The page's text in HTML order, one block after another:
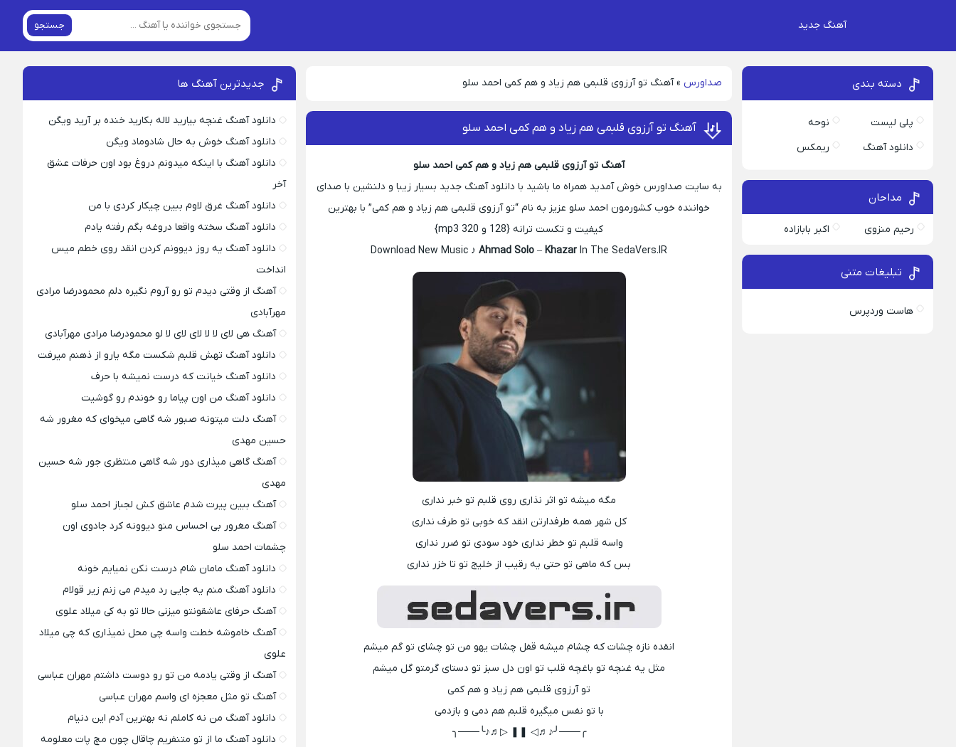
آهنگ جدید جستجو
صداورس »آهنگ تو آرزوی قلبمی هم زیاد و هم کمی احمد سلو
آهنگ تو آرزوی قلبمی هم زیاد و هم کمی احمد سلو
آهنگ تو آرزوی قلبمی هم زیاد و هم کمی احمد سلو
به سایت صداورس خوش آمدید همراه ما باشید با دانلود آهنگ جدید بسیار زیبا و دلنشین با صدای
خواننده خوب کشورمون احمد سلو عزیز به نام “تو آرزوی قلبمی هم زیاد و هم کمی” با بهترین
کیفیت و تکست ترانه {128 و 320 mp3}
Download New Music ♪Ahmad Solo –Khazar In The SedaVers.IR
مگه میشه تو اثر نذاری روی قلبم تو خبر نداری
کل شهر همه طرفدارتن انقد که خوبی تو طرف نداری
واسه قلبم تو خطر نداری خود سودی تو ضرر نداری
بس که ماهی تو حتی یه رقیب از خلیج تو تا خزر نداری
انقده نازه چشات که چشام میشه قفل چشات یهو من تو چشای تو گم میشم
مثل یه غنچه تو باغچه قلب تو اون دل سبز تو دستای گرمتو گل میشم
تو آرزوی قلبمی هم زیاد و هم کمی
با تو نفس میگیره قلبم هم دمی و بازدمی
╭───╯♪♬◁ ❚❚ ▷♬♪╰───╮
دسته بندی
پلی لیست
نوحه
دانلود آهنگ
ریمکس
مداحان
رحیم منزوی اکبر بابازاده
تبلیغات متنی
هاست وردپرس
جدیدترین آهنگ ها
دانلود آهنگ غنچه بیارید لاله بکارید خنده بر آرید ویگن
دانلود آهنگ خوش به حال شادوماد ویگن
دانلود آهنگ با اینکه میدونم دروغ بود اون حرفات عشق
آخر
دانلود آهنگ غرق لاوم ببین چیکار کردی با من
دانلود آهنگ سخته واقعا دروغه بگم رفته یادم
دانلود آهنگ یه روز دیوونم کردن انقد روی خطم میس
انداخت
آهنگ از وقتی دیدم تو رو آروم نگیره دلم محمودرضا مرادی
مهرآبادی
آهنگ هی لای لا لا لای لای لا لو محمودرضا مرادی مهرآبادی
دانلود آهنگ تهش قلبم شکست مگه یارو از ذهنم میرفت
دانلود آهنگ خیانت که درست نمیشه با حرف
دانلود آهنگ من اون پیاما رو خوندم رو گوشیت
آهنگ دلت میتونه صبور شه گاهی میخوای که مغرور شه
حسین مهدی
آهنگ گاهی میذاری دور شه گاهی منتظری جور شه حسین
مهدی
آهنگ ببین پیرت شدم عاشق کش لجباز احمد سلو
آهنگ مغرور بی احساس منو دیوونه کرد جادوی اون
چشمات احمد سلو
دانلود آهنگ مامان شام درست نکن نمیایم خونه
دانلود آهنگ منم یه جایی رد میدم می زنم زیر قولام
آهنگ حرفای عاشقونتو میزنی حالا تو به کی میلاد علوی
آهنگ خاموشه خطت واسه چی محل نمیذاری که چی میلاد
علوی
آهنگ از وقتی یادمه من تو رو دوست داشتم مهران عباسی
آهنگ تو مثل معجزه ای واسم مهران عباسی
دانلود آهنگ من نه کاملم نه بهترین آدم این دنیام
دانلود آهنگ ما از تو متنفریم چاقال چون مچ پات معلومه